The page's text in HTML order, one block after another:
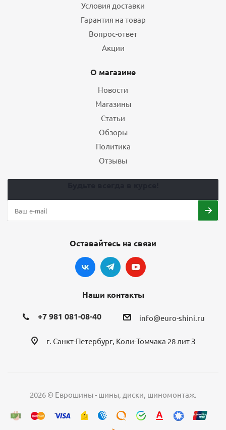
Условия доставки
Гарантия на товар
Вопрос-ответ
Акции
О магазине
Новости
Магазины
Статьи
Обзоры
Политика
Отзывы
Оставайтесь на связи
Наши контакты
+7 981 081-08-40 info@euro-shini.ru
г. Санкт-Петербург, Коли-Томчака 28 лит З
2026 © Еврошины - шины, диски, шиномонтаж.